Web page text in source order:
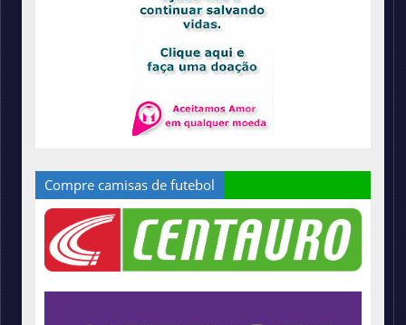
Compre camisas de futebol